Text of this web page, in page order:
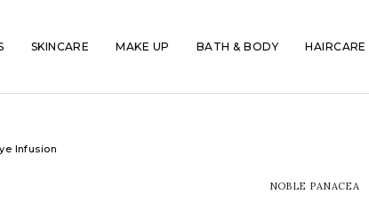
SKINCARE MAKE UP BATH & BODY HAIRCARE
Infusion
NOBLE PANACEA